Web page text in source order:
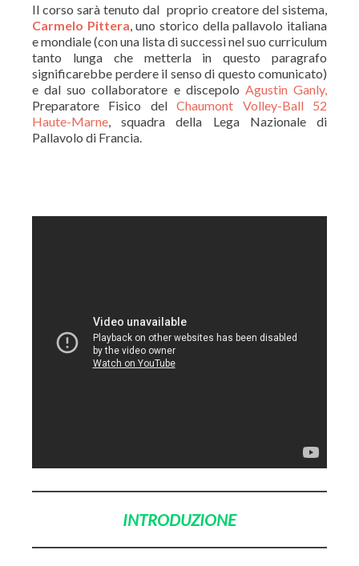
Il corso sarà tenuto dal proprio creatore del sistema,
Carmelo Pittera , uno storico della pallavolo italiana
e mondiale (con una lista di successi nel suo curriculum
tanto lunga che metterla in questo paragrafo
significarebbe perdere il senso di questo comunicato)
e dal suo collaboratore e discepolo Agustin Ganly,
Preparatore Fisico delChaumont Volley-Ball 52
Haute-Marne , squadra della Lega Nazionale di
Pallavolo di Francia.
INTRODUZIONE